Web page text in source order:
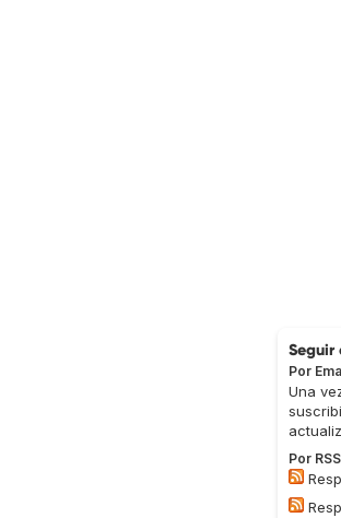
Seguir
Por
Una
Por